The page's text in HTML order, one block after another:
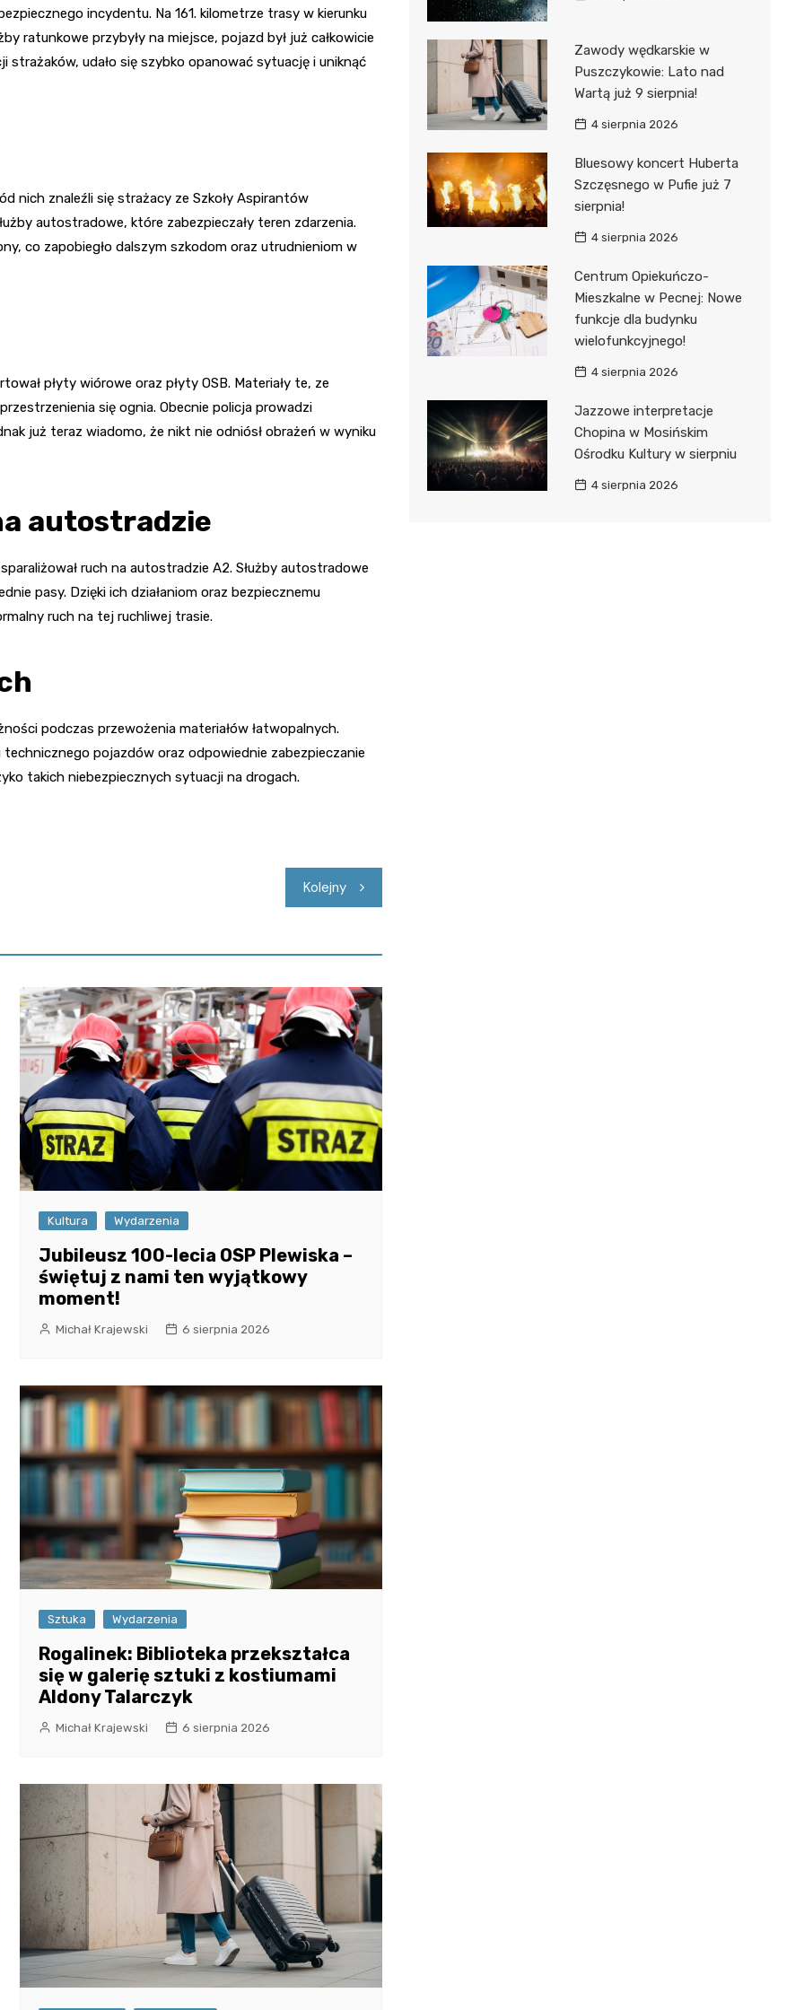
incydentu. Na 161. kilometrze trasy w kierunku
ratunkowe przybyły na miejsce, pojazd był już całkowicie
strażaków, udało się szybko opanować sytuację i uniknąć
nich znaleźli się strażacy ze Szkoły Aspirantów
autostradowe, które zabezpieczały teren zdarzenia.
co zapobiegło dalszym szkodom oraz utrudnieniom w
płyty wiórowe oraz płyty OSB. Materiały te, ze
się ognia. Obecnie policja prowadzi
już teraz wiadomo, że nikt nie odniósł obrażeń w wyniku
autostradzie
ruch na autostradzie A2. Służby autostradowe
pasy. Dzięki ich działaniom oraz bezpiecznemu
ruch na tej ruchliwej trasie.
podczas przewożenia materiałów łatwopalnych.
pojazdów oraz odpowiednie zabezpieczanie
takich niebezpiecznych sytuacji na drogach.
Kolejny
Kultura Wydarzenia
Jubileusz 100-lecia OSP Plewiska –
świętuj z nami ten wyjątkowy
moment!
Michał Krajewski 6 sierpnia 2026
Sztuka Wydarzenia
Rogalinek: Biblioteka przekształca
się w galerię sztuki z kostiumami
Aldony Talarczyk
Michał Krajewski 6 sierpnia 2026
Zawody wędkarskie w
Puszczykowie: Lato nad
Wartą już 9 sierpnia!
4 sierpnia 2026
Bluesowy koncert Huberta
Szczęsnego w Pufie już 7
sierpnia!
4 sierpnia 2026
Centrum Opiekuńczo-
Mieszkalne w Pecnej: Nowe
funkcje dla budynku
wielofunkcyjnego!
4 sierpnia 2026
Jazzowe interpretacje
Chopina w Mosińskim
Ośrodku Kultury w sierpniu
4 sierpnia 2026